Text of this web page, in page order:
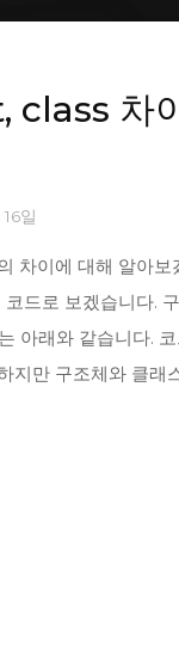
차
일
차이에 대해 알아보
드로 보겠습니다.
아래와 같습니다.
지만 구조체와 클래